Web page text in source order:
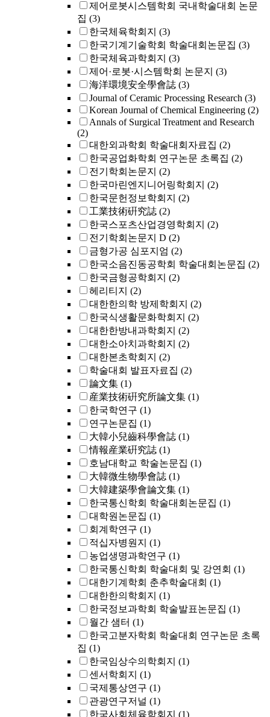
제어로봇시스템학회 국내학술대회 논문
집 (3)
한국체육학회지 (3)
한국기계기술학회 학술대회논문집 (3)
한국체육과학회지 (3)
제어·로봇·시스템학회 논문지 (3)
海洋環境安全學會誌 (3)
Journal of Ceramic Processing Research (3)
Korean Journal of Chemical Engineering (2)
Annals of Surgical Treatment and Research
(2)
대한외과학회 학술대회자료집 (2)
한국공업화학회 연구논문 초록집 (2)
전기학회논문지 (2)
한국마린엔지니어링학회지 (2)
한국문헌정보학회지 (2)
工業技術硏究誌 (2)
한국스포츠산업경영학회지 (2)
전기학회논문지 D (2)
금형가공 심포지엄 (2)
한국소음진동공학회 학술대회논문집 (2)
한국금형공학회지 (2)
헤리티지 (2)
대한한의학 방제학회지 (2)
한국식생활문화학회지 (2)
대한한방내과학회지 (2)
대한소아치과학회지 (2)
대한본초학회지 (2)
학술대회 발표자료집 (2)
論文集 (1)
産業技術硏究所論文集 (1)
한국학연구 (1)
연구논문집 (1)
大韓小兒齒科學會誌 (1)
情報産業硏究誌 (1)
호남대학교 학술논문집 (1)
大韓微生物學會誌 (1)
大韓建築學會論文集 (1)
한국통신학회 학술대회논문집 (1)
대학원논문집 (1)
회계학연구 (1)
적십자병원지 (1)
농업생명과학연구 (1)
한국통신학회 학술대회 및 강연회 (1)
대한기계학회 춘추학술대회 (1)
대한한의학회지 (1)
한국정보과학회 학술발표논문집 (1)
월간 샘터 (1)
한국고분자학회 학술대회 연구논문 초록
집 (1)
한국임상수의학회지 (1)
센서학회지 (1)
국제통상연구 (1)
관광연구저널 (1)
한국사회체육학회지 (1)